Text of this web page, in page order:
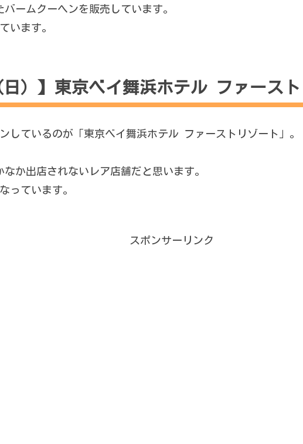
ームクーヘンを販売しています。
います。
日）】東京ベイ舞浜ホテル ファース
しているのが「東京ベイ舞浜ホテル ファーストリゾート」。
か出店されないレア店舗だと思います。
っています。
スポンサーリンク